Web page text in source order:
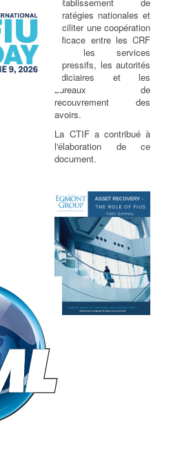
stratégies nationales et
faciliter une coopération
efficace entre les CRF
et les services
répressifs, les autorités
judiciaires et les
bureaux de
recouvrement des
avoirs.
La CTIF a contribué à
l'élaboration de ce
document.